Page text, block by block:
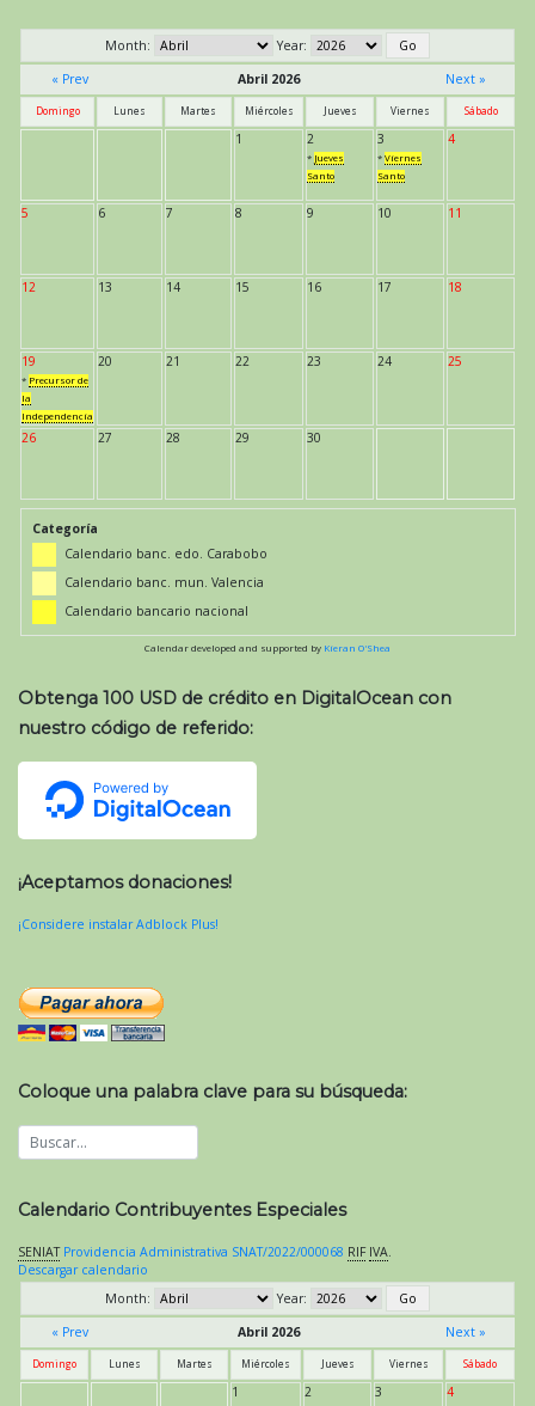
Month:
Year:
« Prev
Abril 2026 Next »
Domingo Lunes Martes Miércoles Jueves Viernes Sábado
1 2
* Jueves
Santo
3
* Viernes
Santo
4
5 6 7 8 9 10 11
12 13 14 15 16 17 18
19
* Precursor de
la
Independencia
20 21 22 23 24 25
26 27 28 29 30
Categoría
Calendario banc. edo. Carabobo
Calendario banc. mun. Valencia
Calendario bancario nacional
Calendar developed and supported by Kieran O'Shea
Obtenga 100 USD de crédito en DigitalOcean con
nuestro código de referido:
¡Aceptamos donaciones!
¡Considere instalar Adblock Plus!
Coloque una palabra clave para su búsqueda:
Calendario Contribuyentes Especiales
SENIAT Providencia Administrativa SNAT/2022/000068 RIF IVA.
Descargar calendario
Month:
Year:
« Prev
Abril 2026 Next »
Domingo Lunes Martes Miércoles Jueves Viernes Sábado
1 2 3 4